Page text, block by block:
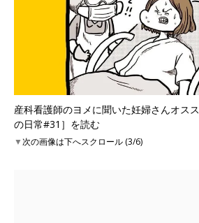
産科看護師のヨメに聞いた妊婦さんオス
の日常#31］を読む
▼次の画像は下へスクロール (3/6)